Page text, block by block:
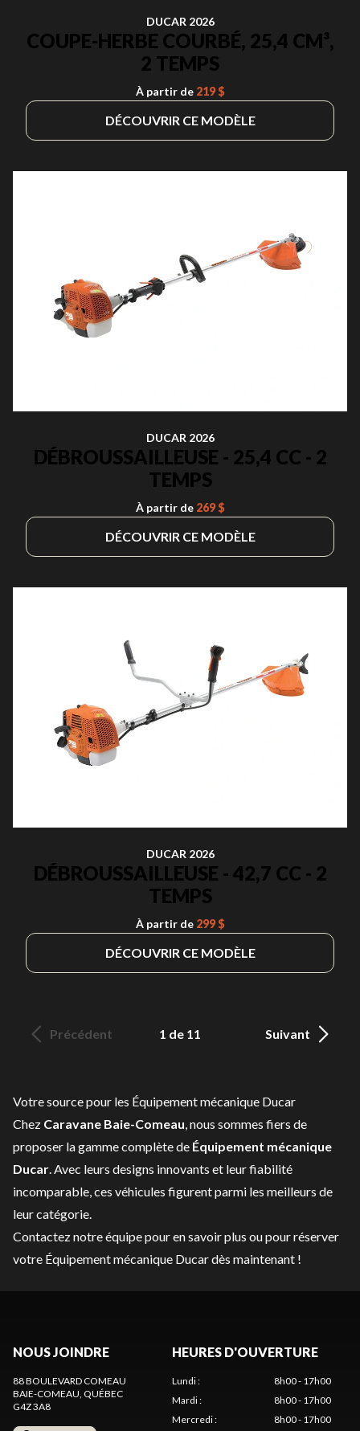
DUCAR 2026
COUPE-HERBE COURBÉ, 25,4 CM³,
2 TEMPS
À partir de 219 $
DÉCOUVRIR CE MODÈLE
DUCAR 2026
DÉBROUSSAILLEUSE - 25,4 CC - 2
TEMPS
À partir de 269 $
DÉCOUVRIR CE MODÈLE
DUCAR 2026
DÉBROUSSAILLEUSE - 42,7 CC - 2
TEMPS
À partir de 299 $
DÉCOUVRIR CE MODÈLE
Précédent 1 de 11 Suivant
Votre source pour les Équipement mécanique Ducar
Chez Caravane Baie-Comeau, nous sommes fiers de
proposer la gamme complète de Équipement mécanique
Ducar. Avec leurs designs innovants et leur fiabilité
incomparable, ces véhicules figurent parmi les meilleurs de
leur catégorie.
Contactez notre équipepour en savoir plus ou pour réserver
votre Équipement mécanique Ducar dès maintenant !
NOUS JOINDRE
88 BOULEVARD COMEAU
BAIE-COMEAU, QUÉBEC
G4Z 3A8
HEURES D'OUVERTURE
Lundi:
8h00 - 17h00
Mardi:
8h00 - 17h00
Mercredi: 8h00 - 17h00